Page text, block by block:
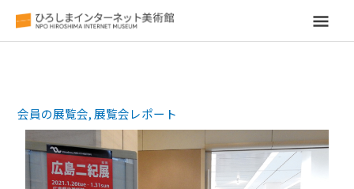
メ
メ
ニ
会員の展覧会,展覧会レポート